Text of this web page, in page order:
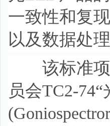
一致性和复
以及数据处
该标准项
员会TC2-